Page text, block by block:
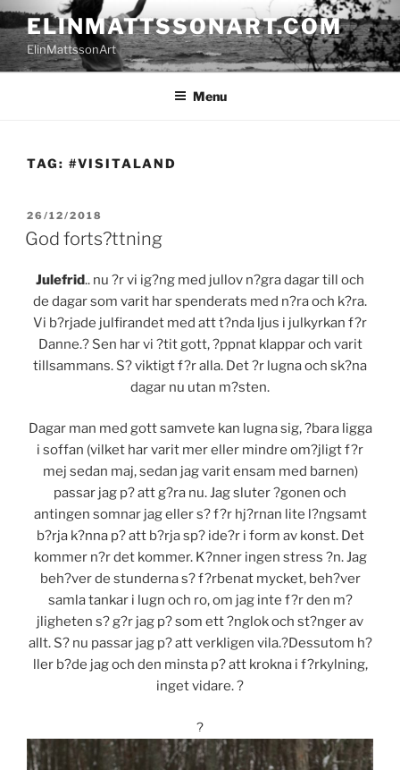
Skip
to
content
ELINMATTSSONART.COM
ElinMattssonArt
Menu
TAG: #VISITALAND
POSTED
ON
26/12/2018
God forts?ttning
Julefrid.. nu ?r vi ig?ng med jullov n?gra dagar till och
de dagar som varit har spenderats med n?ra och k?ra.
Vi b?rjade julfirandet med att t?nda ljus i julkyrkan f?r
Danne.? Sen har vi ?tit gott, ?ppnat klappar och varit
tillsammans. S? viktigt f?r alla. Det ?r lugna och sk?na
dagar nu utan m?sten.
Dagar man med gott samvete kan lugna sig, ?bara ligga
i soffan (vilket har varit mer eller mindre om?jligt f?r
mej sedan maj, sedan jag varit ensam med barnen)
passar jag p? att g?ra nu. Jag sluter ?gonen och
antingen somnar jag eller s? f?r hj?rnan lite l?ngsamt
b?rja k?nna p? att b?rja sp? ide?r i form av konst. Det
kommer n?r det kommer. K?nner ingen stress ?n. Jag
beh?ver de stunderna s? f?rbenat mycket, beh?ver
samla tankar i lugn och ro, om jag inte f?r den m?
jligheten s? g?r jag p? som ett ?nglok och st?nger av
allt. S? nu passar jag p? att verkligen vila.?Dessutom h?
ller b?de jag och den minsta p? att krokna i f?rkylning,
inget vidare. ?
?